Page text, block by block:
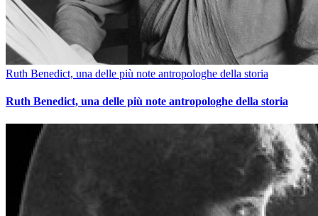
Ruth Benedict, una delle più note antropologhe della storia
Ruth Benedict, una delle più note antropologhe della storia